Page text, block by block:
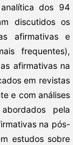
dos 94
discutidos os
afirmativas e
frequentes),
afirmativas na
em revistas
e com análises
pela
na pós-
estudos sobre